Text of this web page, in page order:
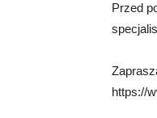
Przed
https://